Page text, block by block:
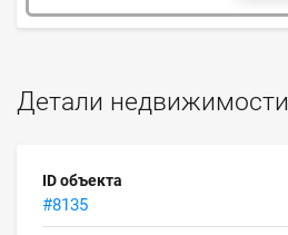
Детали недвижимости
ID объекта
#8135